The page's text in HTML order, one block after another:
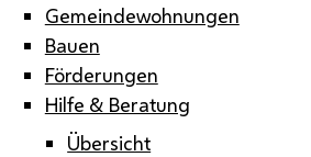
Gemeindewohnungen
Bauen
Förderungen
Hilfe & Beratung
Übersicht